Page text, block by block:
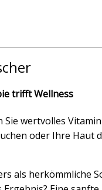
trifft Wellness
wertvolles
oder Ihre
als herkömmliche